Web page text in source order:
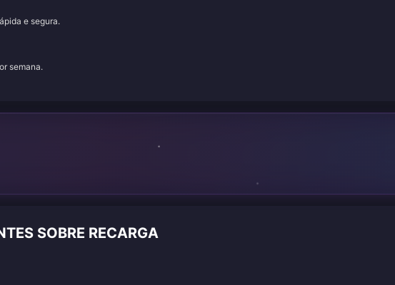
e segura.
semana.
SOBRE RECARGA